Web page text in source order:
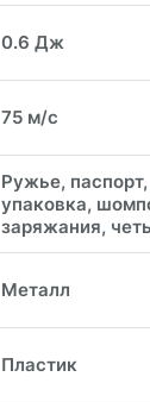
0.6 Дж
75 м/с
Ружье,
упаковка,
заряжания,
Металл
Пластик